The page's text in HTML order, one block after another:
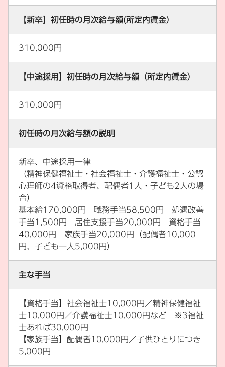
【新卒】初任時の月次給与額(所定内賃金）
310,000円
【中途採用】初任時の月次給与額（所定内賃金）
310,000円
初任時の月次給与額の説明
新卒、中途採用一律
（精神保健福祉士・社会福祉士・介護福祉士・公認
心理師の4資格取得者、配偶者1人・子ども2人の場
合）
基本給170,000円 職務手当58,500円 処遇改善
手当1,500円 居住支援手当20,000円 資格手当
40,000円 家族手当20,000円（配偶者10,000
円、子ども一人5,000円）
主な手当
【資格手当】社会福祉士10,000円／精神保健福祉
士10,000円／介護福祉士10,000円など ※3福祉
士あれば30,000円
【家族手当】配偶者10,000円／子供ひとりにつき
5,000円